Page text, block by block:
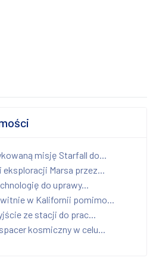
misję Starfall do...
eksploracji Marsa przez...
do uprawy...
w Kalifornii pomimo...
ze stacji do prac...
kosmiczny w celu...